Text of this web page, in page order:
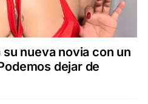
nueva novia con un
dejar de